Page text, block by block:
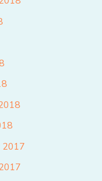
2017